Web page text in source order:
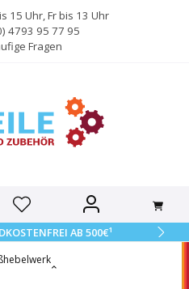
15 Uhr, Fr bis 13 Uhr
4793 95 77 95
Fragen
AB 500€1